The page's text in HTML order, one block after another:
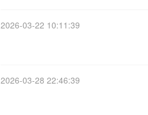
2026-03-22 10:11:39
2026-03-28 22:46:39